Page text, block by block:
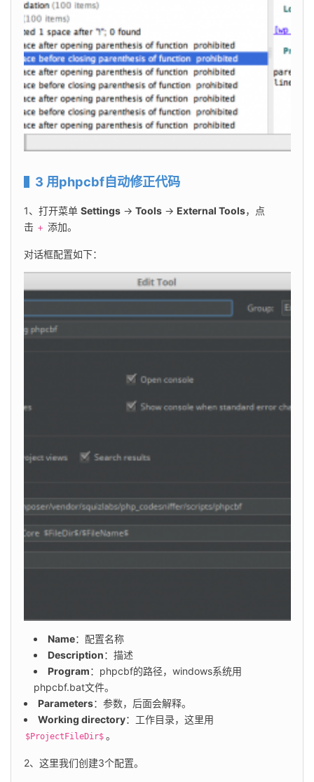
3 用phpcbf自动修正代码
1、打开菜单 Settings → Tools → External Tools，点
击 + 添加。
对话框配置如下：
Name：配置名称
Description：描述
Program：phpcbf的路径，windows系统用
phpcbf.bat文件。
Parameters：参数，后面会解释。
Working directory：工作目录，这里用
$ProjectFileDir$ 。
2、这里我们创建3个配置。